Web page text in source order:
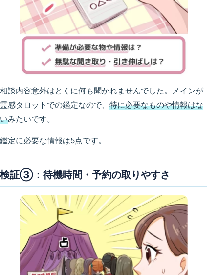
相談内容意外はとくに何も聞かれませんでした。メインが
霊感タロットでの鑑定なので、 特に必要なものや情報はな
いみたいです。
鑑定に必要な情報は5点です。
検証③：待機時間・予約の取りやすさ